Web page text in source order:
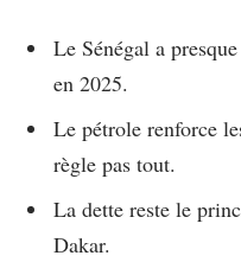
Le Sénégal a
en 2025.
Le pétrole renforce
règle pas tout.
La dette reste le
Dakar.